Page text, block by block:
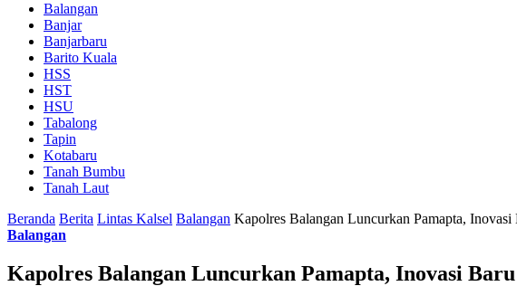
Balangan
Banjar
Banjarbaru
Barito Kuala
HSS
HST
HSU
Tabalong
Tapin
Kotabaru
Tanah Bumbu
Tanah Laut
Beranda Berita Lintas Kalsel Balangan Kapolres Balangan Luncurkan Pamapta,
Balangan
Kapolres Balangan Luncurkan Pamapta, Inovasi